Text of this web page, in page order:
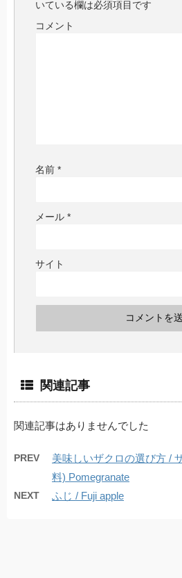
いている欄は必須項目です
コメント
名前 *
メール *
サイト
関連記事
関連記事はありませんでした
PREV
美味しいザクロの選び方 /
料) Pomegranate
NEXT ふじ / Fuji apple